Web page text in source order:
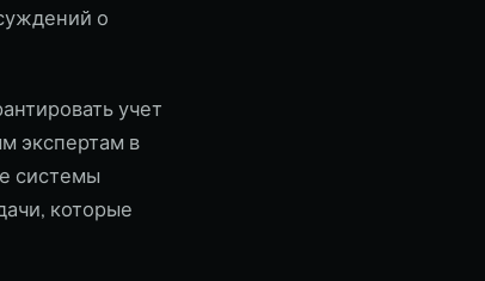
о
учет
экспертам в
системы
которые